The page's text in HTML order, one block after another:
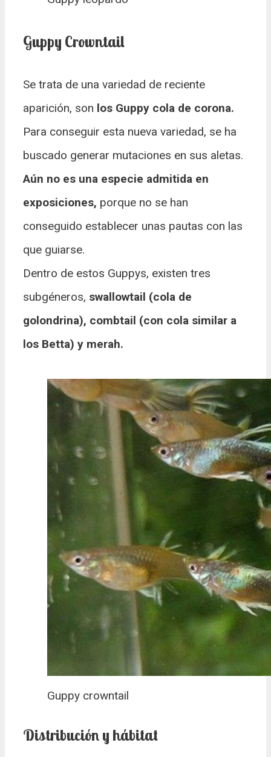
Guppy Crowntail
Se trata de una variedad de reciente
aparición, son los Guppy cola de corona.
Para conseguir esta nueva variedad, se ha
buscado generar mutaciones en sus aletas.
Aún no es una especie admitida en
exposiciones, porque no se han
conseguido establecer unas pautas con las
que guiarse.
Dentro de estos Guppys, existen tres
subgéneros, swallowtail (cola de
golondrina), combtail (con cola similar a
los Betta) y merah.
Guppy crowntail
Distribución y hábitat